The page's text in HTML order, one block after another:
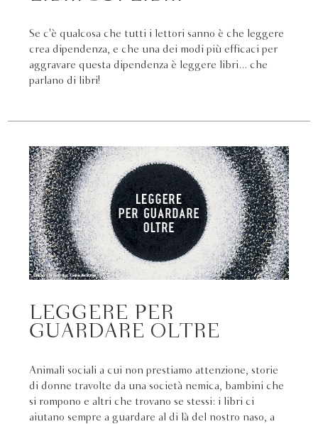
Se c'è qualcosa che tutti i lettori sanno è che leggere
crea dipendenza, e che una dei modi più efficaci per
aggravare questa dipendenza è leggere libri... che
parlano di libri!
LEGGERE PER
GUARDARE OLTRE
Animali sociali a cui non prestiamo attenzione, storie
di donne travolte da una società nemica, bambini che
si rompono e altri che trovano se stessi: i libri ci
aiutano sempre a guardare al di là del nostro naso, a